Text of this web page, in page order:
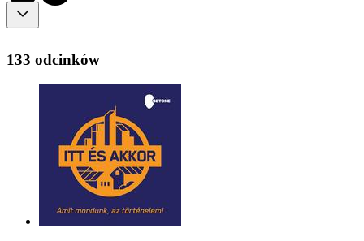
133 odcinków